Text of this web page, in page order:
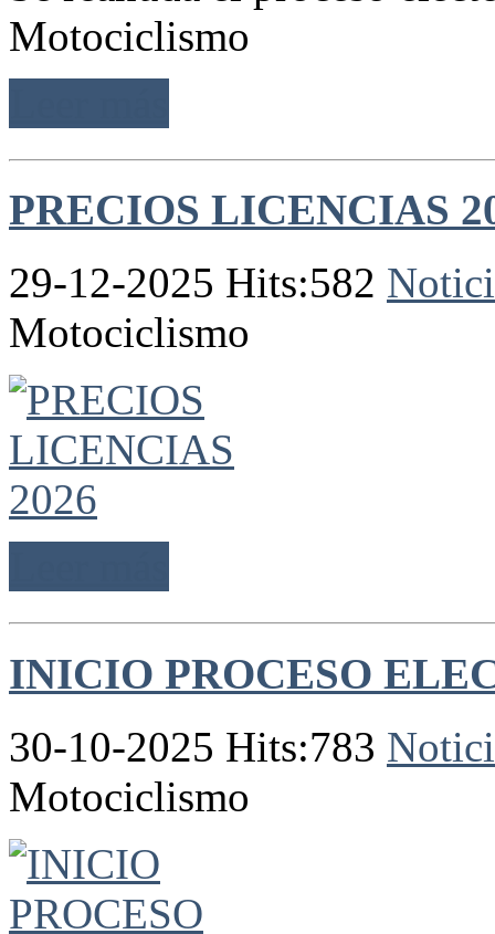
Motociclismo
PRECIOS LICENCIAS
29-12-2025 Hits:582
Motociclismo
INICIO PROCESO
30-10-2025 Hits:783
Motociclismo